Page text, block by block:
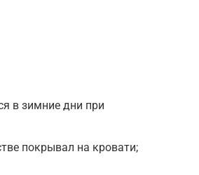
в зимние дни при
покрывал на кровати;